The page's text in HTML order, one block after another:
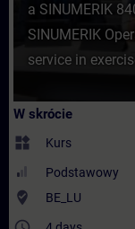
a SINUMERIK
SINUMERIK
service in
W skrócie
widgets Kurs
Podstawowy
where_to_vote BE_LU